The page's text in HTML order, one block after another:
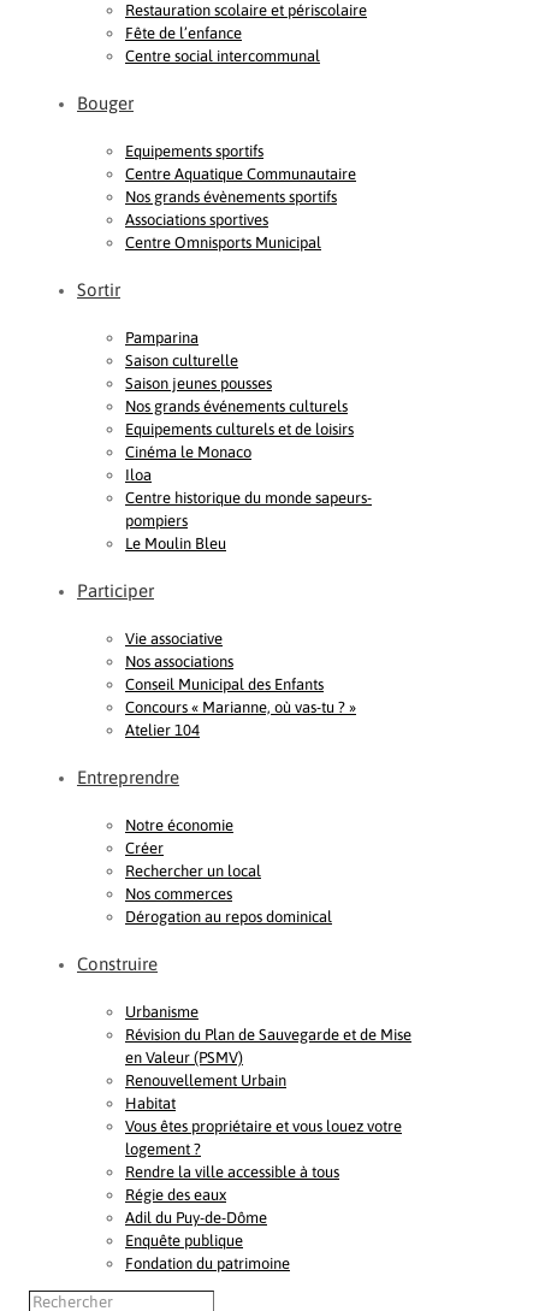
Restauration scolaire et périscolaire
Fête de l’enfance
Centre social intercommunal
Bouger
Equipements sportifs
Centre Aquatique Communautaire
Nos grands évènements sportifs
Associations sportives
Centre Omnisports Municipal
Sortir
Pamparina
Saison culturelle
Saison jeunes pousses
Nos grands événements culturels
Equipements culturels et de loisirs
Cinéma le Monaco
Iloa
Centre historique du monde sapeurs-
pompiers
Le Moulin Bleu
Participer
Vie associative
Nos associations
Conseil Municipal des Enfants
Concours « Marianne, où vas-tu ? »
Atelier 104
Entreprendre
Notre économie
Créer
Rechercher un local
Nos commerces
Dérogation au repos dominical
Construire
Urbanisme
Révision du Plan de Sauvegarde et de Mise
en Valeur (PSMV)
Renouvellement Urbain
Habitat
Vous êtes propriétaire et vous louez votre
logement ?
Rendre la ville accessible à tous
Régie des eaux
Adil du Puy-de-Dôme
Enquête publique
Fondation du patrimoine